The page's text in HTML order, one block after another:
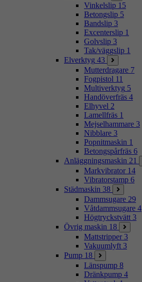
Vinkelslip 15
Betongslip 5
Bandslip 3
Excenterslip 1
Golvslip 3
Tak/väggslip 1
Elverktyg 43
Mutterdragare 7
Fogpistol 11
Multiverktyg 5
Handöverfräs 4
Elhyvel 2
Lamellfräs 1
Mejselhammare 3
Nibblare 3
Popnitmaskin 1
Betongspårfräs 6
Anläggningsmaskin 21
Markvibrator 14
Vibratorstamp 6
Städmaskin 38
Dammsugare 29
Våtdammsugare 4
Högtryckstvätt 3
Övrig maskin 18
Mattstripper 3
Vakuumlyft 3
Pump 18
Länspump 8
Dränkpump 4